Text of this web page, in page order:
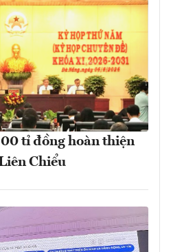
tỉ đồng hoàn thiện
Chiểu